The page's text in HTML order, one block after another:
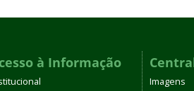
à Informação
Imagens